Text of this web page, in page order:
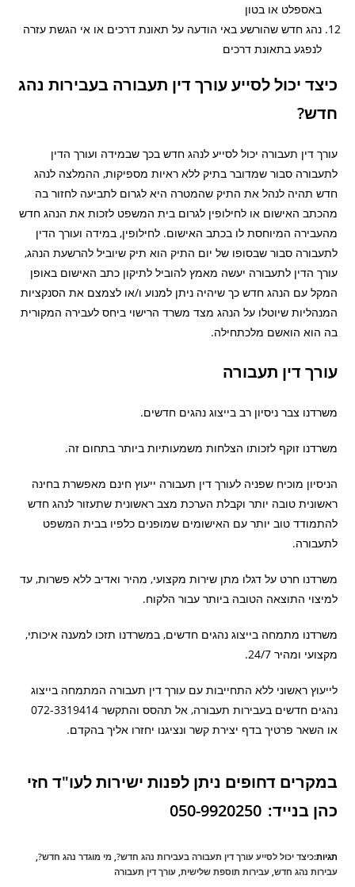
באספלט או בטון
נהג חדש שהורשע באי הודעה על תאונת דרכים או אי הגשת עזרה
לנפגע בתאונת דרכים
כיצד יכול לסייע עורך דין תעבורה בעבירות נהג
חדש?
עורך דין תעבורה יכול לסייע לנהג חדש בכך שבמידה ועורך הדין
לתעבורה סבור שמדובר בתיק ללא ראיות מספיקות, ההמלצה לנהג
חדש תהיה לנהל את התיק שהמטרה היא לגרום לתביעה לחזור בה
מהכתב האישום או לחילופין לגרום בית המשפט לזכות את הנהג חדש
מהעבירה המיוחסת לו בכתב האישום. לחילופין, במידה ועורך הדין
לתעבורה סבור שבסופו של יום התיק הוא תיק שיוביל להרשעת הנהג,
עורך הדין לתעבורה יעשה מאמץ להוביל לתיקון כתב האישום באופן
המקל עם הנהג חדש כך שיהיה ניתן למנוע ו/או לצמצם את הסנקציות
המנהליות שיוטלו על הנהג מצד משרד הרישוי ביחס לעבירה המקורית
בה הוא הואשם מלכתחילה.
עורך דין תעבורה
משרדנו צבר ניסיון רב בייצוג נהגים חדשים.
משרדנו זוקף לזכותו הצלחות משמעותיות ביותר בתחום זה.
הניסיון מוכיח שפניה לעורך דין תעבורה ייעוץ חינם מאפשרת בחינה
ראשונית טובה יותר וקבלת הערכת מצב ראשונית שתעזור לנהג חדש
להתמודד טוב יותר עם האישומים שמופנים כלפיו בבית המשפט
לתעבורה.
משרדנו חרט על דגלו מתן שירות מקצועי, מהיר ואדיב ללא פשרות, עד
למיצוי התוצאה הטובה ביותר עבור הלקוח.
משרדנו מתמחה בייצוג נהגים חדשים, במשרדנו תזכו למענה איכותי,
מקצועי ומהיר 24/7.
לייעוץ ראשוני ללא התחייבות עם עורך דין תעבורה המתמחה בייצוג
נהגים חדשים בעבירות תעבורה, אל תהסס והתקשר 072-3319414
או השאר פרטיך בדף יצירת קשר ונציגנו יחזרו אליך בהקדם.
במקרים דחופים ניתן לפנות ישירות לעו"ד חזי
כהן בנייד: 050-9920250
תגיות:כיצד יכול לסייע עורך דין תעבורה בעבירות נהג חדש? מי מוגדר נהג חדש?
עבירות נהג חדש עבירות תוספת שלישית עורך דין תעבורה